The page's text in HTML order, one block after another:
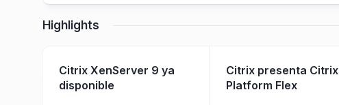
Highlights
Citrix XenServer 9 ya
disponible
Citrix presenta Citrix
Platform Flex